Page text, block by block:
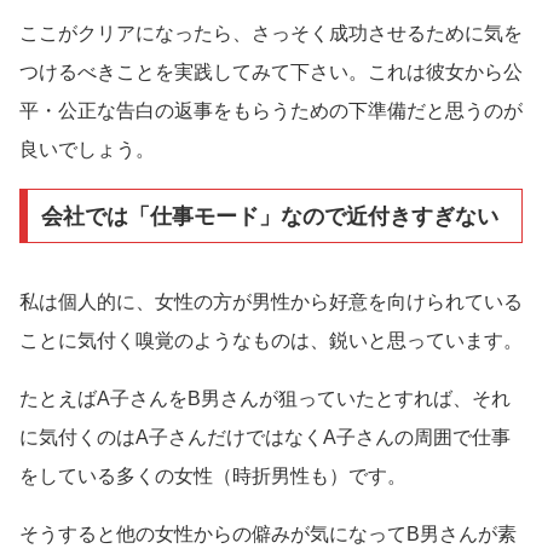
ここがクリアになったら、さっそく成功させるために気を
つけるべきことを実践してみて下さい。これは彼女から公
平・公正な告白の返事をもらうための下準備だと思うのが
良いでしょう。
会社では「仕事モード」なので近付きすぎない
私は個人的に、女性の方が男性から好意を向けられている
ことに気付く嗅覚のようなものは、鋭いと思っています。
たとえばA子さんをB男さんが狙っていたとすれば、それ
に気付くのはA子さんだけではなくA子さんの周囲で仕事
をしている多くの女性（時折男性も）です。
そうすると他の女性からの僻みが気になってB男さんが素